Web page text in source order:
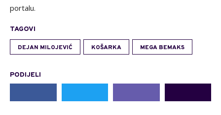
portalu.
TAGOVI
DEJAN MILOJEVIĆ KOŠARKA MEGA BEMAKS
PODIJELI